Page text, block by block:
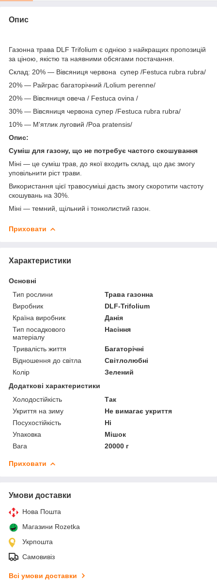
Опис
Газонна трава DLF Trifolium є однією з найкращих пропозицій
за ціною, якістю та наявними обсягами постачання.
Склад: 20% — Вівсяниця червона супер /Festuca rubra rubra/
20% — Райграс багаторічний /Lolium perenne/
20% — Вівсяниця овеча / Festuca ovina /
30% — Вівсяниця червона супер /Festuca rubra rubra/
10% — М'ятлик луговий /Poa pratensis/
Опис:
Суміш для газону, що не потребує частого скошування
Міні — це суміш трав, до якої входить склад, що дає змогу
уповільнити ріст трави.
Використання цієї травосуміші дасть змогу скоротити частоту
скошувань на 30%.
Міні — темний, щільний і тонколистий газон.
Приховати
Характеристики
Основні
Тип рослини
Трава газонна
Виробник
DLF-Trifolium
Країна виробник
Данія
Тип посадкового
матеріалу
Насіння
Тривалість життя
Багаторічні
Відношення до світла
Світлолюбні
Колір
Зелений
Додаткові характеристики
Холодостійкість
Так
Укриття на зиму
Не вимагає укриття
Посухостійкість
Ні
Упаковка
Мішок
Вага
20000 г
Приховати
Умови доставки
Нова Пошта
Магазини Rozetka
Укрпошта
Самовивіз
Всі умови доставки